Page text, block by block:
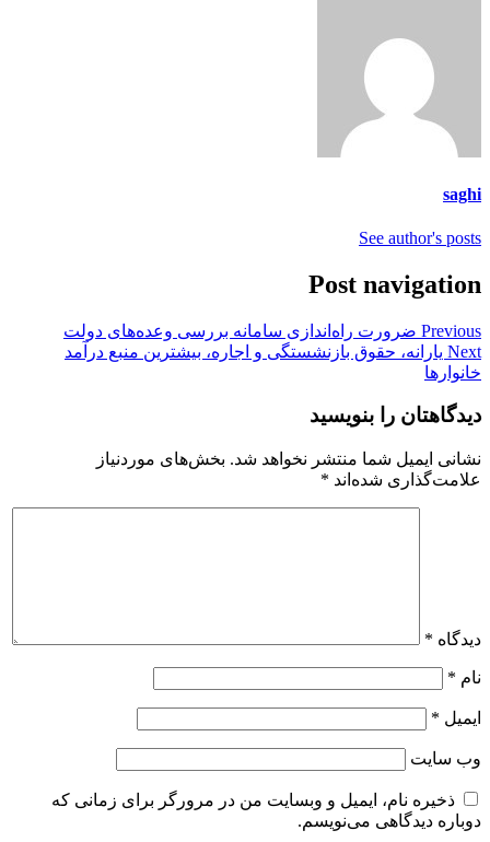
saghi
See author's posts
Post navigation
Previous ضرورت راه‌اندازی سامانه بررسی وعده‌های دولت
Next یارانه، حقوق بازنشستگی و اجاره، بیشترین منبع درآمد
خانوارها
دیدگاهتان را بنویسید
نشانی ایمیل شما منتشر نخواهد شد. بخش‌های موردنیاز
علامت‌گذاری شده‌اند *
دیدگاه *
نام *
ایمیل *
وب‌ سایت
ذخیره نام، ایمیل و وبسایت من در مرورگر برای زمانی که
دوباره دیدگاهی می‌نویسم.